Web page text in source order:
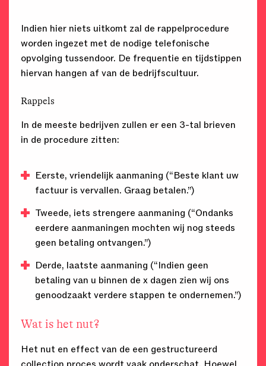
Indien hier niets uitkomt zal de rappelprocedure
worden ingezet met de nodige telefonische
opvolging tussendoor. De frequentie en tijdstippen
hiervan hangen af van de bedrijfscultuur.
Rappels
In de meeste bedrijven zullen er een 3-tal brieven
in de procedure zitten:
Eerste, vriendelijk aanmaning (“Beste klant uw
factuur is vervallen. Graag betalen.”)
Tweede, iets strengere aanmaning (“Ondanks
eerdere aanmaningen mochten wij nog steeds
geen betaling ontvangen.”)
Derde, laatste aanmaning (“Indien geen
betaling van u binnen de x dagen zien wij ons
genoodzaakt verdere stappen te ondernemen.”)
Wat is het nut?
Het nut en effect van de een gestructureerd